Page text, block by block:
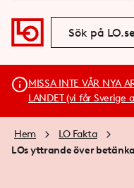
MISSA INTE VÅR NYA
LANDET (vi får Sverige
Hem
LO Fakta